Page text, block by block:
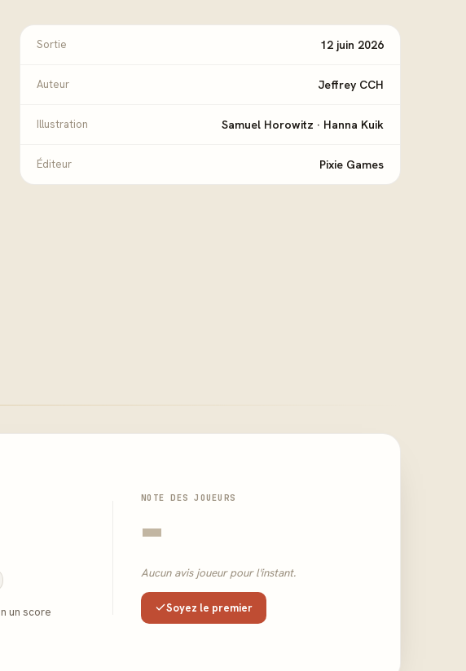
Sortie 12 juin 2026
Auteur Jeffrey CCH
Illustration Samuel Horowitz · Hanna Kuik
Éditeur Pixie Games
un score
NOTE DES JOUEURS
-
Aucun avis joueur pour l'instant.
Soyez le premier